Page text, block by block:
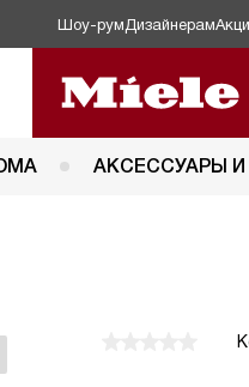
Шоу-рум Дизайнерам
АКСЕССУАРЫ